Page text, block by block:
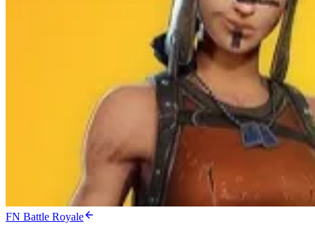
FN Battle Royale